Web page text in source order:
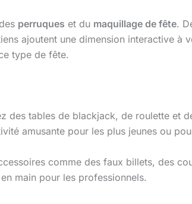
perruques et du maquillage de fête.
ajoutent une dimension interactive à
type de fête.
des tables de blackjack, de roulette et
amusante pour les plus jeunes ou
comme des faux billets, des
main pour les professionnels.